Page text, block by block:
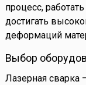
процесс,
достигать
деформаций
Выбор
Лазерная сварка